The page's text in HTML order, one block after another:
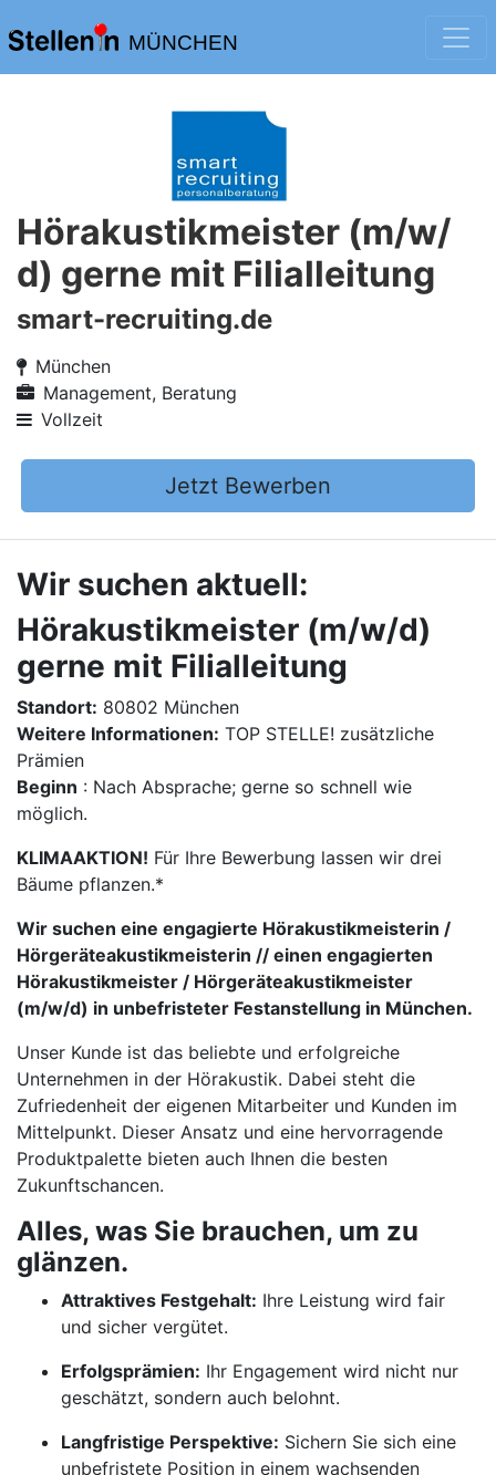
MÜNCHEN
Hörakustikmeister (m/w/
d) gerne mit Filialleitung
smart-recruiting.de
München
Management, Beratung
Vollzeit
Jetzt Bewerben
Wir suchen aktuell:
Hörakustikmeister (m/w/d)
gerne mit Filialleitung
Standort: 80802 München
Weitere Informationen: TOP STELLE! zusätzliche
Prämien
Beginn : Nach Absprache; gerne so schnell wie
möglich.
KLIMAAKTION! Für Ihre Bewerbung lassen wir drei
Bäume pflanzen.*
Wir suchen eine engagierte Hörakustikmeisterin /
Hörgeräteakustikmeisterin // einen engagierten
Hörakustikmeister / Hörgeräteakustikmeister
(m/w/d) in unbefristeter Festanstellung in München.
Unser Kunde ist das beliebte und erfolgreiche
Unternehmen in der Hörakustik. Dabei steht die
Zufriedenheit der eigenen Mitarbeiter und Kunden im
Mittelpunkt. Dieser Ansatz und eine hervorragende
Produktpalette bieten auch Ihnen die besten
Zukunftschancen.
Alles, was Sie brauchen, um zu
glänzen.
Attraktives Festgehalt: Ihre Leistung wird fair
und sicher vergütet.
Erfolgsprämien: Ihr Engagement wird nicht nur
geschätzt, sondern auch belohnt.
Langfristige Perspektive: Sichern Sie sich eine
unbefristete Position in einem wachsenden